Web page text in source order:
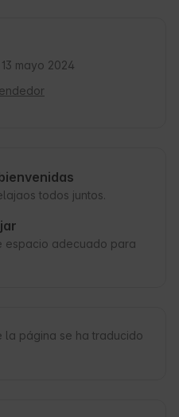
mayo 2024
todos juntos.
espacio adecuado para
la página se ha traducido